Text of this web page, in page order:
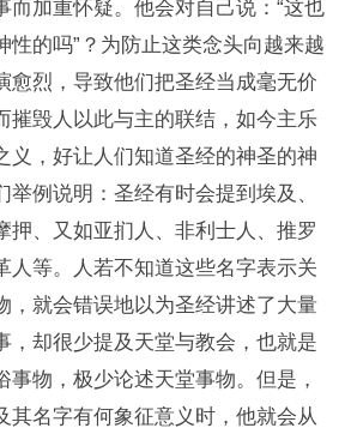
而加重怀疑。他会对自己说：“这也
性的吗”？为防止这类念头向越来越
愈烈，导致他们把圣经当成毫无价
摧毁人以此与主的联结，如今主乐
义，好让人们知道圣经的神圣的神
举例说明：圣经有时会提到埃及、
押、又如亚扪人、非利士人、推罗
人等。人若不知道这些名字表示关
，就会错误地以为圣经讲述了大量
，却很少提及天堂与教会，也就是
事物，极少论述天堂事物。但是，
其名字有何象征意义时，他就会从